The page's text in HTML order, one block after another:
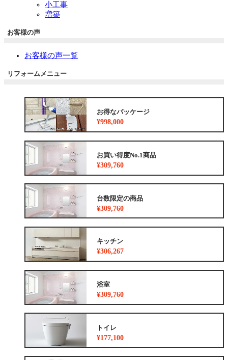
小工事
増築
お客様の声
お客様の声一覧
リフォームメニュー
お得なパッケージ
¥998,000
お買い得度No.1商品
¥309,760
台数限定の商品
¥309,760
キッチン
¥306,267
浴室
¥309,760
トイレ
¥177,100